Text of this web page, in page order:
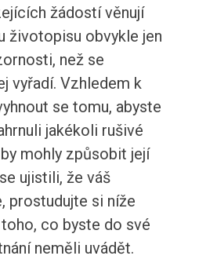
žádostí věnují
životopisu obvykle jen
než se
vyřadí. Vzhledem k
se tomu, abyste
jakékoli rušivé
mohly způsobit její
ujistili, že váš
prostudujte si níže
co byste do své
neměli uvádět.